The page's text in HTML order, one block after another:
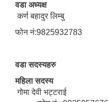
वडा अध्यक्ष
कर्ण बहादुर लिम्बु
फोन नं:9825932783
वडा सदस्यहरु
महिला सदस्य
गोमा देवी भट्टराई